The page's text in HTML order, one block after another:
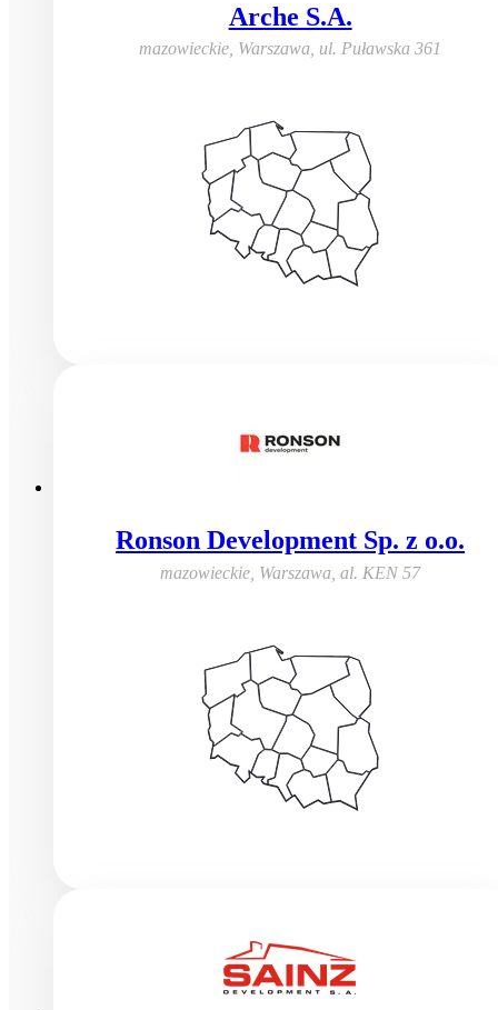
Arche S.A.
mazowieckie, Warszawa ul. Puławska 361
Ronson Development Sp. z o.o.
mazowieckie, Warszawa ,al. KEN 57